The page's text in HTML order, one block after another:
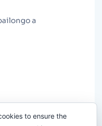
a
to ensure the